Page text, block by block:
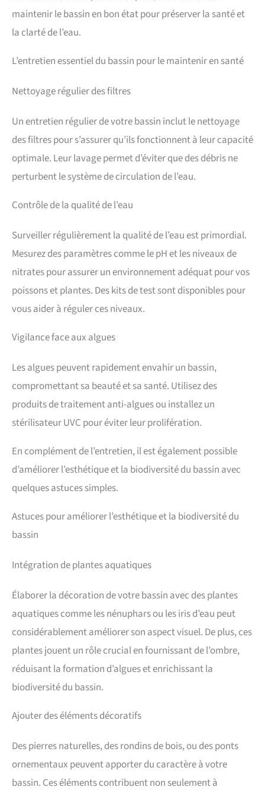
maintenir le bassin en bon état pour préserver la santé et
la clarté de l’eau.
L’entretien essentiel du bassin pour le maintenir en santé
Nettoyage régulier des filtres
Un entretien régulier de votre bassin inclut le nettoyage
des filtres pour s’assurer qu’ils fonctionnent à leur capacité
optimale. Leur lavage permet d’éviter que des débris ne
perturbent le système de circulation de l’eau.
Contrôle de la qualité de l’eau
Surveiller régulièrement la qualité de l’eau est primordial.
Mesurez des paramètres comme le pH et les niveaux de
nitrates pour assurer un environnement adéquat pour vos
poissons et plantes. Des kits de test sont disponibles pour
vous aider à réguler ces niveaux.
Vigilance face aux algues
Les algues peuvent rapidement envahir un bassin,
compromettant sa beauté et sa santé. Utilisez des
produits de traitement anti-algues ou installez un
stérilisateur UVC pour éviter leur prolifération.
En complément de l’entretien, il est également possible
d’améliorer l’esthétique et la biodiversité du bassin avec
quelques astuces simples.
Astuces pour améliorer l’esthétique et la biodiversité du
bassin
Intégration de plantes aquatiques
Élaborer la décoration de votre bassin avec des plantes
aquatiques comme les nénuphars ou les iris d’eau peut
considérablement améliorer son aspect visuel. De plus, ces
plantes jouent un rôle crucial en fournissant de l’ombre,
réduisant la formation d’algues et enrichissant la
biodiversité du bassin.
Ajouter des éléments décoratifs
Des pierres naturelles, des rondins de bois, ou des ponts
ornementaux peuvent apporter du caractère à votre
bassin. Ces éléments contribuent non seulement à